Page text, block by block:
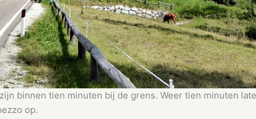
binnen tien minuten bij de grens. Weer tien minuten
op.